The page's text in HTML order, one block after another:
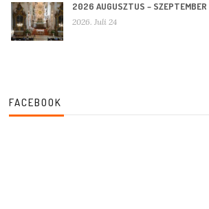
2026 AUGUSZTUS – SZEPTEMBER
2026. Juli 24
FACEBOOK